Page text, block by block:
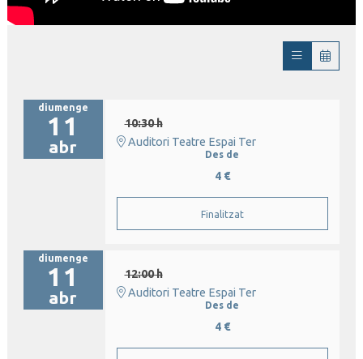
diumenge
11
abr
10:30 h
Auditori Teatre Espai Ter
Des de
4 €
Finalitzat
diumenge
11
abr
12:00 h
Auditori Teatre Espai Ter
Des de
4 €